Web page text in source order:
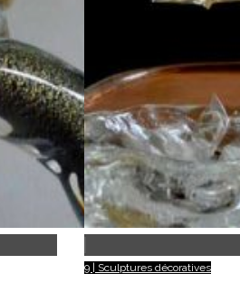
9 | Sculptures décoratives